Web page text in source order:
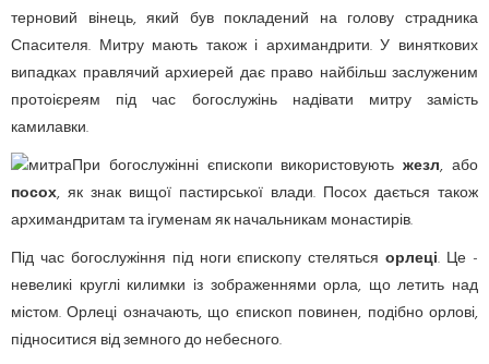
терновий вінець, який був покладений на голову страдника
Спасителя. Митру мають також і архимандрити. У виняткових
випадках правлячий архиерей дає право найбільш заслуженим
протоієреям під час богослужінь надівати митру замість
камилавки.
При богослужінні єпископи використовуютьжезл, або
посох, як знак вищої пастирської влади. Посох дається також
архимандритам та ігуменам як начальникам монастирів.
Під час богослужіння під ноги єпископу стелятьсяорлеці. Це -
невеликі круглі килимки із зображеннями орла, що летить над
містом. Орлеці означають, що єпископ повинен, подібно орлові,
підноситися від земного до небесного.